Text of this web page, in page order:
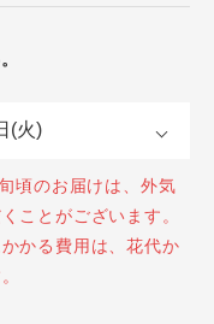
頃のお届けは、外気
ことがございます。
かる費用は、花代か